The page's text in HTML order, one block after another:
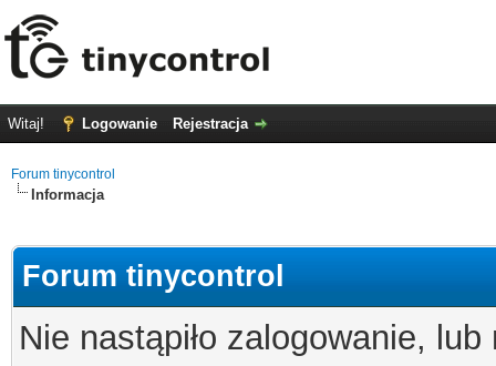
Witaj! Logowanie Rejestracja
Forum tinycontrol
Informacja
Forum tinycontrol
Nie nastąpiło zalogowanie,